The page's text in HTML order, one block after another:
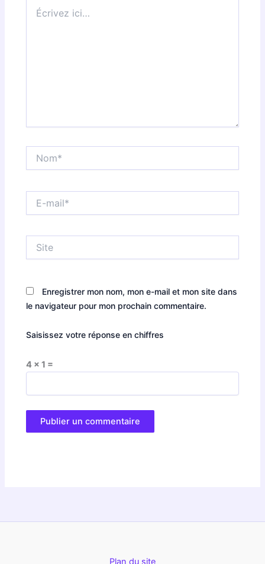
ici…
mail*
Enregistrer mon nom, mon e-mail et mon site dans
le navigateur pour mon prochain commentaire.
Saisissez votre réponse en chiffres
4 × 1 =
Plan du site